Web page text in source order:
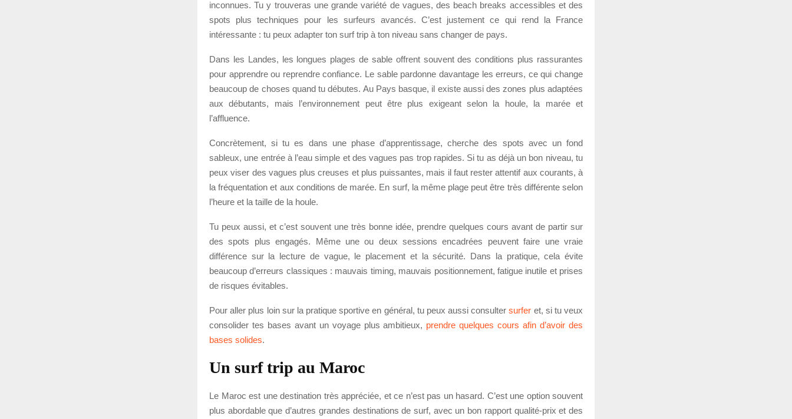
inconnues. Tu y trouveras une grande variété de vagues, des beach breaks accessibles et des
spots plus techniques pour les surfeurs avancés. C’est justement ce qui rend la France
intéressante : tu peux adapter ton surf trip à ton niveau sans changer de pays.
Dans les Landes, les longues plages de sable offrent souvent des conditions plus rassurantes
pour apprendre ou reprendre confiance. Le sable pardonne davantage les erreurs, ce qui change
beaucoup de choses quand tu débutes. Au Pays basque, il existe aussi des zones plus adaptées
aux débutants, mais l’environnement peut être plus exigeant selon la houle, la marée et
l’affluence.
Concrètement, si tu es dans une phase d’apprentissage, cherche des spots avec un fond
sableux, une entrée à l’eau simple et des vagues pas trop rapides. Si tu as déjà un bon niveau, tu
peux viser des vagues plus creuses et plus puissantes, mais il faut rester attentif aux courants, à
la fréquentation et aux conditions de marée. En surf, la même plage peut être très différente selon
l’heure et la taille de la houle.
Tu peux aussi, et c’est souvent une très bonne idée, prendre quelques cours avant de partir sur
des spots plus engagés. Même une ou deux sessions encadrées peuvent faire une vraie
différence sur la lecture de vague, le placement et la sécurité. Dans la pratique, cela évite
beaucoup d’erreurs classiques : mauvais timing, mauvais positionnement, fatigue inutile et prises
de risques évitables.
Pour aller plus loin sur la pratique sportive en général, tu peux aussi consultersurfer et, si tu veux
consolider tes bases avant un voyage plus ambitieux, prendre quelques cours afin d’avoir des
bases solides.
Un surf trip au Maroc
Le Maroc est une destination très appréciée, et ce n’est pas un hasard. C’est une option souvent
plus abordable que d’autres grandes destinations de surf, avec un bon rapport qualité-prix et des